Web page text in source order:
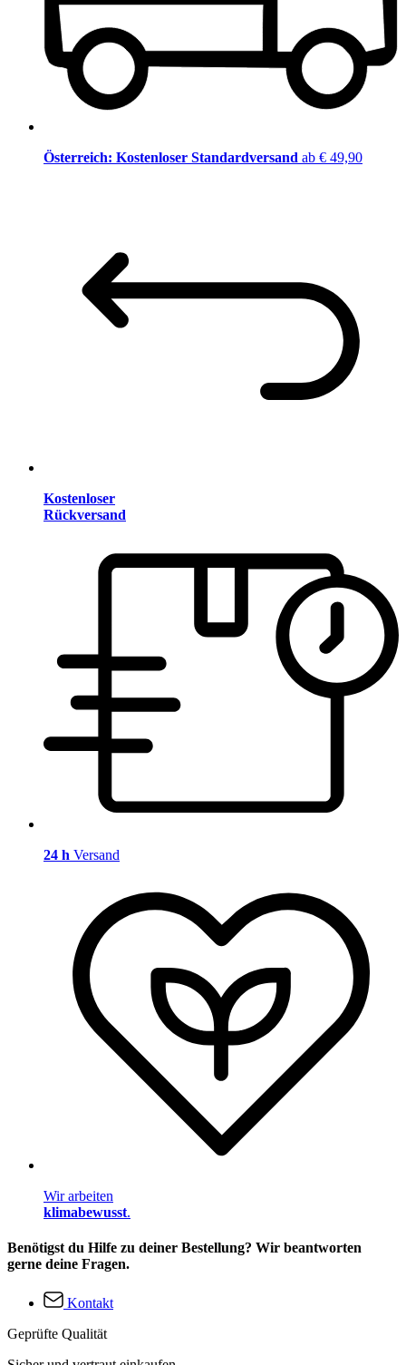
Österreich: Kostenloser Standardversand ab € 49,90
Kostenloser
Rückversand
24 h Versand
Wir arbeiten
klimabewusst.
Benötigst du Hilfe zu deiner Bestellung? Wir beantworten
gerne deine Fragen.
Kontakt
Geprüfte Qualität